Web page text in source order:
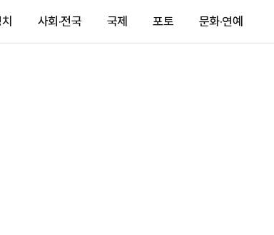
사회·전국 국제 포토 문화·연예